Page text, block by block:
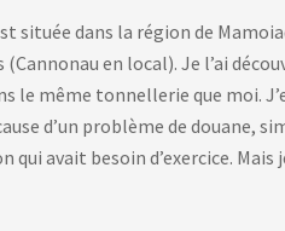
située dans la région de
(Cannonau en local). Je l’ai
le même tonnellerie que moi.
d’un problème de
qui avait besoin d’exercice.